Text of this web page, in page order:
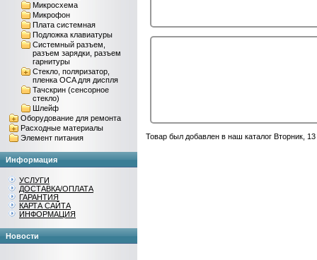
Микросхема
Микрофон
Плата системная
Подложка клавиатуры
Системный разъем,
разъем зарядки, разъем
гарнитуры
Стекло, поляризатор,
пленка OCA для диспля
Тачскрин (сенсорное
стекло)
Шлейф
Оборудование для ремонта
Расходные материалы
Элемент питания
Информация
УСЛУГИ
ДОСТАВКА/ОПЛАТА
ГАРАНТИЯ
КАРТА САЙТА
ИНФОРМАЦИЯ
Новости
Товар был добавлен в наш каталог Вторник,